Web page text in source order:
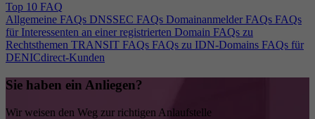
Top 10 FAQ
Allgemeine FAQs DNSSEC FAQs Domainanmelder FAQs FAQs
für Interessenten an einer registrierten Domain FAQs zu
Rechtsthemen TRANSIT FAQs FAQs zu IDN-Domains FAQs für
DENICdirect-Kunden
Sie haben ein Anliegen?
Wir weisen den Weg zur richtigen Anlaufstelle